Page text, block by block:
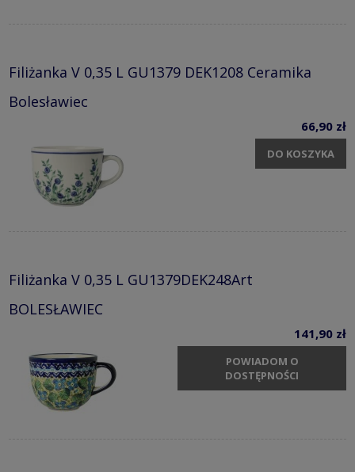
Filiżanka V 0,35 L GU1379 DEK1208 Ceramika
Bolesławiec
66,90 zł
DO KOSZYKA
Filiżanka V 0,35 L GU1379DEK248Art
BOLESŁAWIEC
141,90 zł
POWIADOM O
DOSTĘPNOŚCI